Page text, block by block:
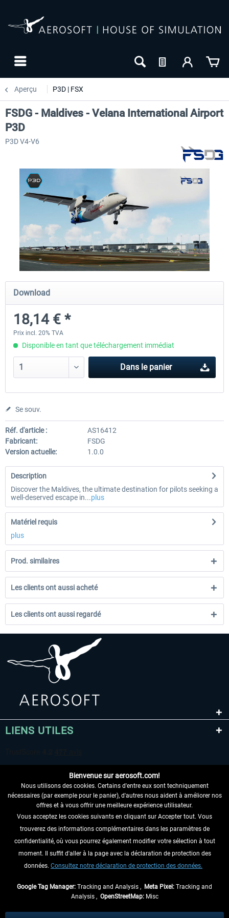
Aperçu P3D | FSX
Airbus A320/A321 Aerosoft A330
FSDG - Maldives - Velana International Airport
P3D
P3D V4-V6
Download
18,14 € *
Prix incl. 20% TVA
Disponible en tant que téléchargement immédiat
Dans le panier
Se souv.
Réf. d'article :
AS16412
Fabricant:
FSDG
Version actuelle:
1.0.0
Description
Discover the Maldives, the ultimate destination for pilots seeking a
well-deserved escape in...plus
Matériel requis
plus
Prod. similaires
Les clients ont aussi acheté
Les clients ont aussi regardé
LIENS UTILES
RENONCER AU CONTRAT ICI
INFORMATIONS
NE MANQUEZ PAS LES DERNIÈRES
Bienvenue sur aerosoft.com!
Nous utilisons des cookies. Certains d'entre eux sont techniquement
nécessaires (par exemple pour le panier), d'autres nous aident à améliorer nos
offres et à vous offrir une meilleure expérience utilisateur.
Vous acceptez les cookies suivants en cliquant sur Accepter tout. Vous
trouverez des informations complémentaires dans les paramètres de
confidentialité, où vous pourrez également modifier votre sélection à tout
moment. Il suffit d'aller à la page avec la déclaration de protection des
données. Consultez notre déclaration de protection des données.
Google Tag Manager: Tracking and Analysis , Meta Pixel: Tracking and
Analysis , OpenStreetMap:Misc